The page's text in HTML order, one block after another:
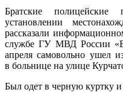
Братские полицейские
установлении
рассказали
службе ГУ МВД России
апреля самовольно ушел
в больнице на улице
Был одет в черную куртку